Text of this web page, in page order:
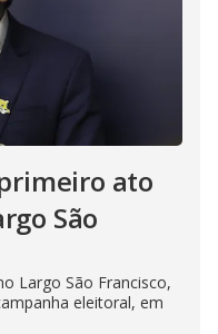
ato
São
Largo São Francisco,
eleitoral, em